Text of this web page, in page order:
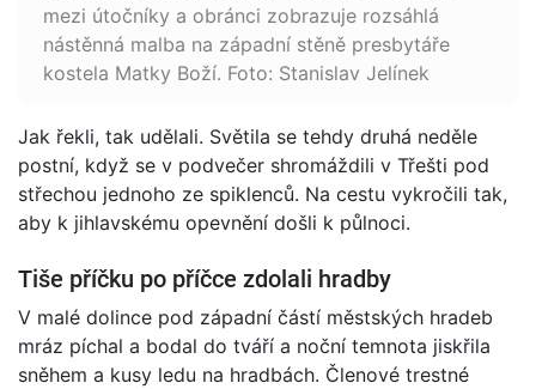
mezi útočníky a obránci zobrazuje rozsáhlá
nástěnná malba na západní stěně presbytáře
kostela Matky Boží. Foto: Stanislav Jelínek
Jak řekli, tak udělali. Světila se tehdy druhá neděle
postní, když se v podvečer shromáždili v Třešti pod
střechou jednoho ze spiklenců. Na cestu vykročili tak,
aby k jihlavskému opevnění došli k půlnoci.
Tiše příčku po příčce zdolali hradby
V malé dolince pod západní částí městských hradeb
mráz píchal a bodal do tváří a noční temnota jiskřila
sněhem a kusy ledu na hradbách. Členové trestné